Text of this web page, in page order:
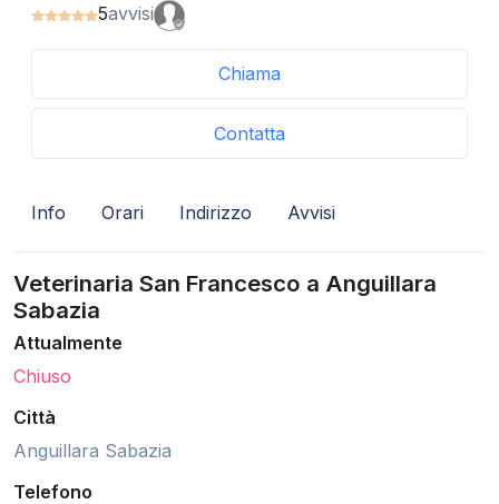
5avvisi
Chiama
Contatta
Info Orari Indirizzo Avvisi
Veterinaria San Francesco a Anguillara
Sabazia
Attualmente
Chiuso
Città
Anguillara Sabazia
Telefono